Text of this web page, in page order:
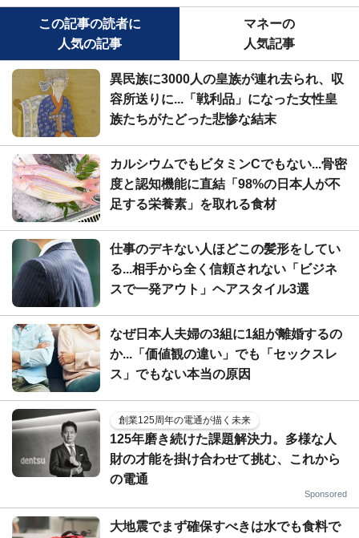
この記事の読者に
人気の記事
マネーの
人気記事
異民族に3000人の皇族が連れ去られ、収
容所送りに...「戦利品」になった女性皇
族たちがたどった悲惨な結末
カルシウムでもビタミンCでもない...骨密
度と認知機能に直結「98%の日本人が不
足する栄養素」を取れる食材
仕事のデキない人ほどこの髪形をしてい
る...相手から全く信頼されない「ビジネ
スで一発アウト」ヘアスタイル3選
なぜ日本人夫婦の3組に1組が離婚するの
か...「価値観の違い」でも「セックスレ
ス」でもない本当の原因
創業125周年の電通が描く未来
125年磨き続けた課題解決力。多様な人
財の才能を掛け合わせて挑む、これから
の電通
Sponsored
大地震でまず確保すべきは水でも食料で